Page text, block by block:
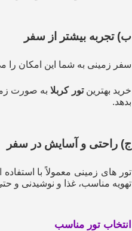
ب) تجربه بیشتر از سفر
سفر زمینی به شما این امکان را
خرید بهترینتور کربلابه صورت
بدهد.
ج) راحتی و آسایش در سفر
تور های زمینی معمولاً با
تهویه مناسب، غذا و نوشیدنی و
انتخاب تور مناسب